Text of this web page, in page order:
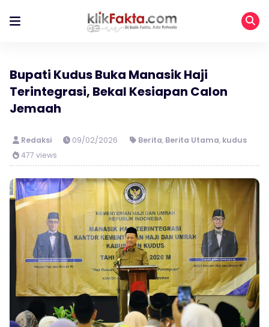
Bupati Kudus Buka Manasik Haji
Terintegrasi, Bekal Kesiapan Calon
Jemaah
Redaksi 09/02/2026 Berita, Berita Utama, kudus
477 views